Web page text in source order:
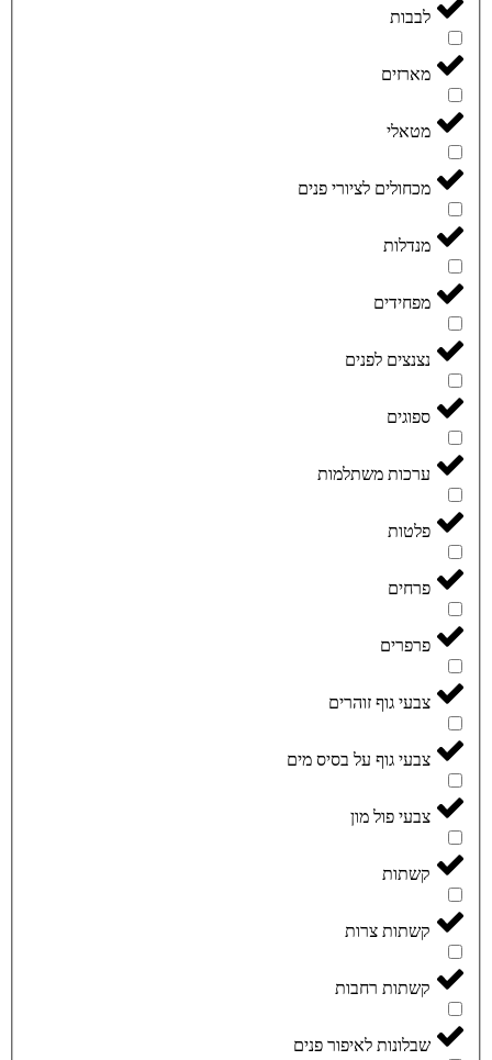
לבבות
מארזים
מטאלי
מכחולים לציורי פנים
מנדלות
מפחידים
נצנצים לפנים
ספוגים
ערכות משתלמות
פלטות
פרחים
פרפרים
צבעי גוף זוהרים
צבעי גוף על בסיס מים
צבעי פול מון
קשתות
קשתות צרות
קשתות רחבות
שבלונות לאיפור פנים